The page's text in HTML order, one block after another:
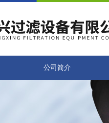
公司简介